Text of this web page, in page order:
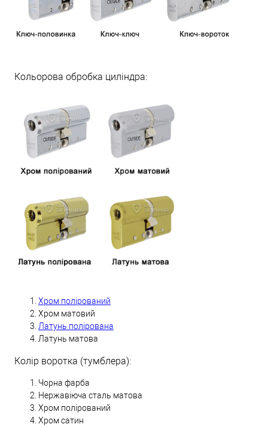
Кольорова обробка циліндра:
Хром полірований
Хром матовий
Латунь полірована
Латунь матова
Колір воротка (тумблера):
Чорна фарба
Нержавіюча сталь матова
Хром полірований
Хром сатин